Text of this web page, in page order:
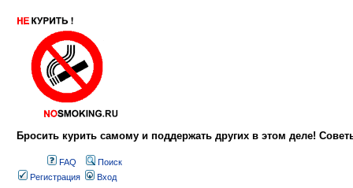
Бросить курить самому и поддержать других в этом деле!
FAQ
Поиск
Регистрация
Вход